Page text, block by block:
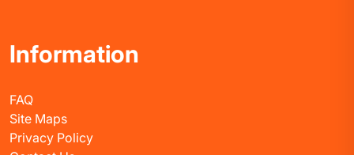
Information
FAQ
Site Maps
Privacy Policy